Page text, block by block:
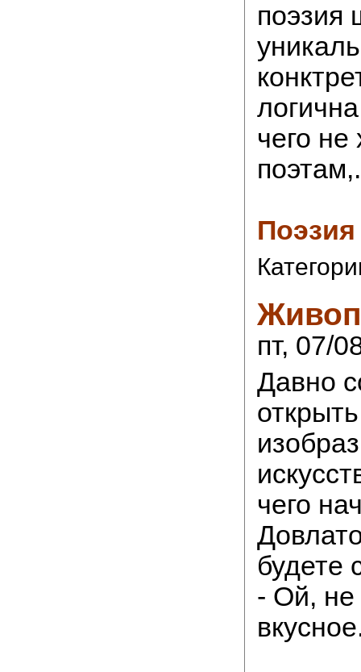
поэзия
чего не
пт, 07/
Давно
чего
будете
- Ой, не